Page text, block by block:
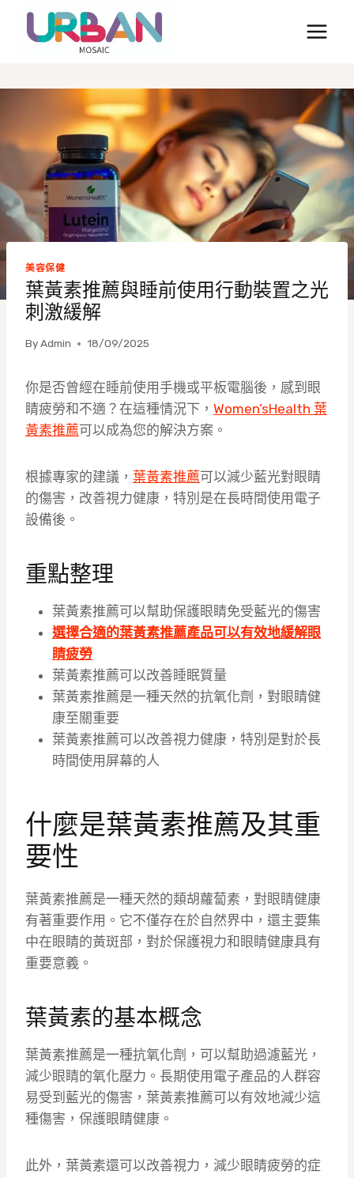
美容保健
葉黃素推薦與睡前使用行動裝置之光
刺激緩解
ByAdmin 18/09/2025
你是否曾經在睡前使用手機或平板電腦後，感到眼
睛疲勞和不適？在這種情況下， Women’sHealth 葉
黃素推薦可以成為您的解決方案。
根據專家的建議， 葉黃素推薦可以減少藍光對眼睛
的傷害，改善視力健康，特別是在長時間使用電子
設備後。
重點整理
葉黃素推薦可以幫助保護眼睛免受藍光的傷害
選擇合適的葉黃素推薦產品可以有效地緩解眼
睛疲勞
葉黃素推薦可以改善睡眠質量
葉黃素推薦是一種天然的抗氧化劑，對眼睛健
康至關重要
葉黃素推薦可以改善視力健康，特別是對於長
時間使用屏幕的人
什麼是葉黃素推薦及其重
要性
葉黃素推薦是一種天然的類胡蘿蔔素，對眼睛健康
有著重要作用。它不僅存在於自然界中，還主要集
中在眼睛的黃斑部，對於保護視力和眼睛健康具有
重要意義。
葉黃素的基本概念
葉黃素推薦是一種抗氧化劑，可以幫助過濾藍光，
減少眼睛的氧化壓力。長期使用電子產品的人群容
易受到藍光的傷害，葉黃素推薦可以有效地減少這
種傷害，保護眼睛健康。
此外，葉黃素還可以改善視力，減少眼睛疲勞的症